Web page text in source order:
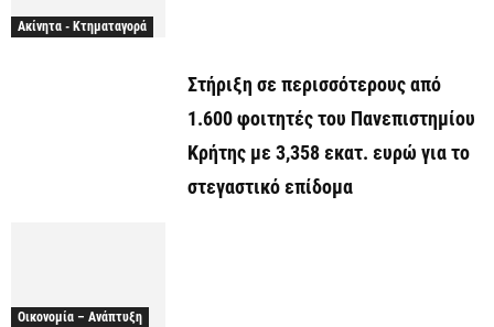
Ακίνητα - Κτηματαγορά
Στήριξη σε περισσότερους από
1.600 φοιτητές του Πανεπιστημίου
Κρήτης με 3,358 εκατ. ευρώ για το
στεγαστικό επίδομα
Οικονομία – Ανάπτυξη